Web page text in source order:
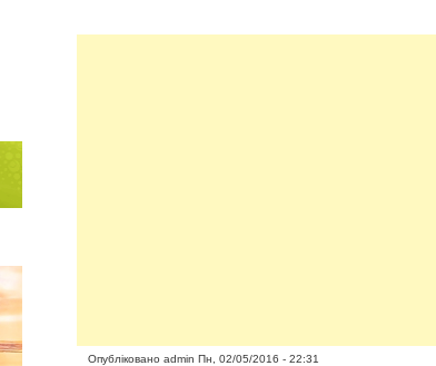
Опублікованоadmin Пн, 02/05/2016 - 22:31